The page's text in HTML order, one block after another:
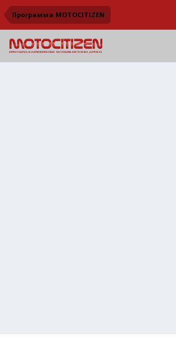
Программа MOTOCITIZEN